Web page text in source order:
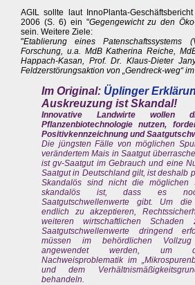
AGIL sollte laut InnoPlanta-Geschäftsbericht
2006 (S. 6) ein "Gegengewicht zu den
sein. Weitere Ziele:
"Etablierung eines
Forschung, u.a. MdB Katherina Reiche,
Happach-Kasan, Prof. Dr. Klaus-Dieter
Feldzerstörungsaktion von „Gendreck-weg“
Im Original: Üplinger
Auskreuzung ist Skandal!
Innovative Landwirte wollen
Pflanzenbiotechnologie nutzen,
Positivkennzeichnung und
Die jüngsten Fälle von möglichen
verändertem Mais in Saatgut
ist gv-Saatgut im Gebrauch und eine
Saatgut in Deutschland gilt, ist deshalb
Skandalös sind nicht die möglichen
skandalös ist, dass es
Saatgutschwellenwerte gibt. Um
endlich zu akzeptieren,
weiteren wirtschaftlichen
Saatgutschwellenwerte dringend
müssen im behördlichen
angewendet werden, um
Nachweisproblematik im
und dem
behandeln.